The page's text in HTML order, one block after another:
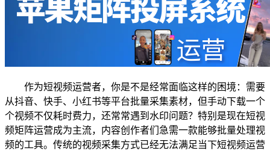
作为短视频运营者，你是不是经常面临这样的困境：需要
从抖音、快手、小红书等平台批量采集素材，但手动下载一个
个视频不仅耗时费力，还常常遇到水印问题？特别是现在短视
频矩阵运营成为主流，内容创作者们急需一款能够批量处理视
频的工具。传统的视频采集方式已经无法满足当下短视频运营